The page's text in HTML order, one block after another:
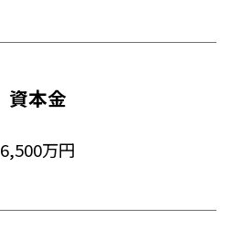
資本金
6,500万円